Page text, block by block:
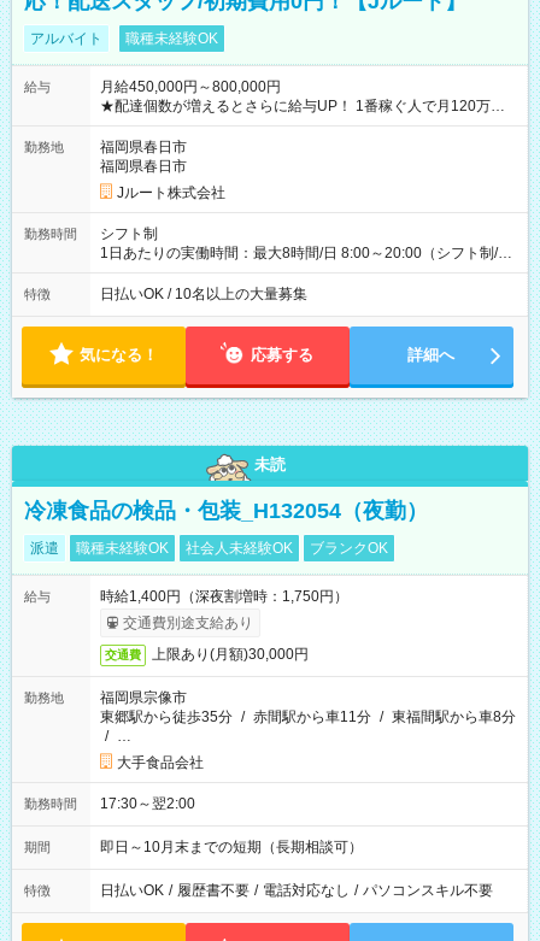
アルバイト 職種未経験OK
給与
月給450,000円～800,000円
★配達個数が増えるとさらに給与UP！ 1番稼ぐ人で月120万ほ
ど！ ・主要都市エリア 月収55万円／週5日稼働 月収65万~112
万円／週6日稼働 ・地方郊外エリア 月収40万円／週5日稼働 月
収40万円~50万円／週6日稼働 ＜モデルイメージ＞ ■月収50万
円 (27歳男性/江東区在住)※元建築関係 1日150個配達×25日勤務
(日休み) ■月収80万円(43歳男性/墨田区在住)※元営業 1日200個
勤務地
福岡県春日市
福岡県春日市
Jルート株式会社
勤務時間
シフト制
1日あたりの実働時間：最大8時間/日 8:00～20:00（シフト制/実
働8時間） ※週5日勤務（場所次第では週4も有り） ※配達状況
によって時間外での勤務可能性有り ※案件により多少の前後あ
特徴 日払いOK / 10名以上の大量募集
気になる！ 応募する 詳細へ
未読
冷凍食品の検品・包装_H132054（夜勤）
派遣 職種未経験OK 社会人未経験OK ブランクOK
給与
時給1,400円（深夜割増時：1,750円）
交通費別途支給あり
交通費 上限あり(月額)30,000円
勤務地
福岡県宗像市
東郷駅から徒歩35分 / 赤間駅から車11分 / 東福間駅から車8分
/ …
大手食品会社
勤務時間 17:30～翌2:00
期間 即日～10月末までの短期（長期相談可）
特徴 日払いOK / 履歴書不要 / 電話対応なし / パソコンスキル不要